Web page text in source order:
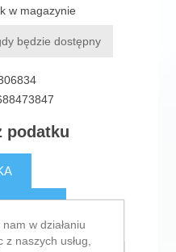
w magazynie
będzie dostępny
podatku
w działaniu
naszych usług,